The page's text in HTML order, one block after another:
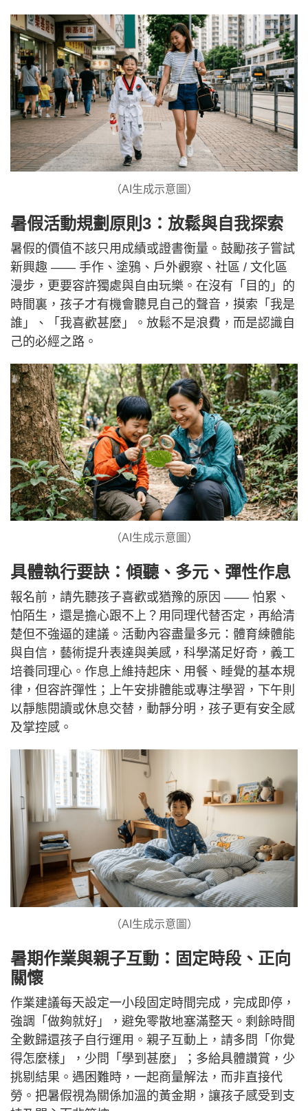
（AI生成示意圖）
暑假活動規劃原則3：放鬆與自我探索
暑假的價值不該只用成績或證書衡量。鼓勵孩子嘗試
新興趣 —— 手作、塗鴉、戶外觀察、社區 / 文化區
漫步，更要容許獨處與自由玩樂。在沒有「目的」的
時間裏，孩子才有機會聽見自己的聲音，摸索「我是
誰」、「我喜歡甚麼」。放鬆不是浪費，而是認識自
己的必經之路。
（AI生成示意圖）
具體執行要訣：傾聽、多元、彈性作息
報名前，請先聽孩子喜歡或猶豫的原因 —— 怕累、
怕陌生，還是擔心跟不上？用同理代替否定，再給清
楚但不強逼的建議。活動內容盡量多元：體育練體能
與自信，藝術提升表達與美感，科學滿足好奇，義工
培養同理心。作息上維持起床、用餐、睡覺的基本規
律，但容許彈性；上午安排體能或專注學習，下午則
以靜態閱讀或休息交替，動靜分明，孩子更有安全感
及掌控感。
（AI生成示意圖）
暑期作業與親子互動：固定時段、正向
關懷
作業建議每天設定一小段固定時間完成，完成即停，
強調「做夠就好」，避免零散地塞滿整天。剩餘時間
全數歸還孩子自行運用。親子互動上，請多問「你覺
得怎麼樣」，少問「學到甚麼」；多給具體讚賞，少
挑剔結果。遇困難時，一起商量解法，而非直接代
勞。把暑假視為關係加溫的黃金期，讓孩子感受到支